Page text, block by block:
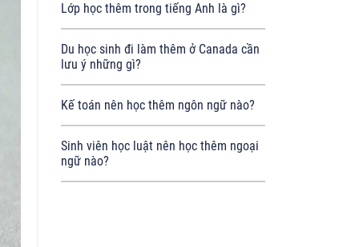
Lớp học thêm trong tiếng Anh là gì?
Du học sinh đi làm thêm ở Canada cần
lưu ý những gì?
Kế toán nên học thêm ngôn ngữ nào?
Sinh viên học luật nên học thêm ngoại
ngữ nào?